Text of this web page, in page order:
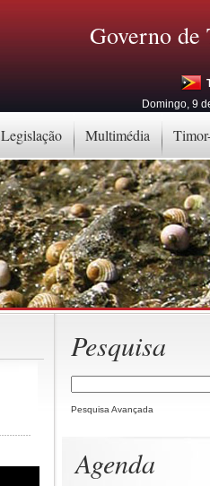
Legislação Multimédia
Governo de
Domingo, 9
Pesquisa
Pesquisa Avançada
Agenda